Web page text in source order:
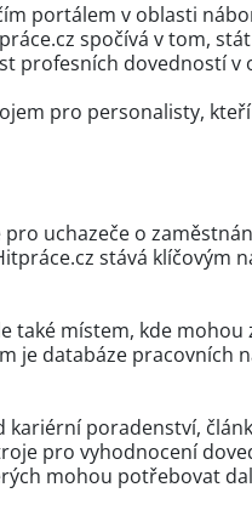
portálem v oblasti
spočívá v tom,
profesních dovedností v
pro personalisty,
uchazeče o
stává klíčovým
také místem, kde mohou
je databáze pracovních
kariérní poradenství,
pro vyhodnocení
mohou potřebovat